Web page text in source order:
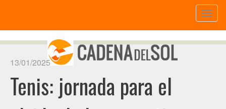
13/01/2025
Tenis: jornada para el